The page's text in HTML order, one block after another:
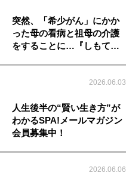
突然、「希少がん」にかか
った母の看病と祖母の介護
をすることに…『しもて…
2026.06.03
人生後半の“賢い生き方”が
わかるSPA!メールマガジン
会員募集中！
2026.06.06